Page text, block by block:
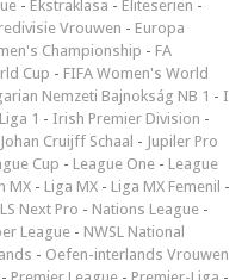
- Ekstraklasa - Eliteserien -
Vrouwen - Europa
Championship - FA
Cup - FIFA Women's World
Nemzeti Bajnokság NB 1 - I
1 - Irish Premier Division -
Johan Cruijff Schaal - Jupiler Pro
Cup - League One - League
MX - Liga MX - Liga MX Femenil -
Next Pro - Nations League -
League - NWSL National
- Oefen-interlands Vrouwen